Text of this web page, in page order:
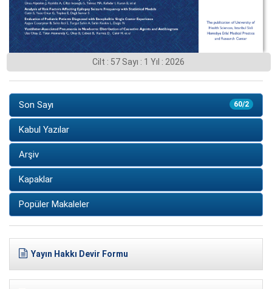
Cilt : 57 Sayı : 1 Yıl : 2026
60/2
Son Sayı
Kabul Yazılar
Arşiv
Kapaklar
Popüler Makaleler
Yayın Hakkı Devir Formu